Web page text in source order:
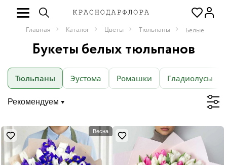
Главная Каталог Цветы Тюльпаны Белые
Букеты белых тюльпанов
Тюльпаны Эустома Ромашки Гладиолусы
Рекомендуем
Весна